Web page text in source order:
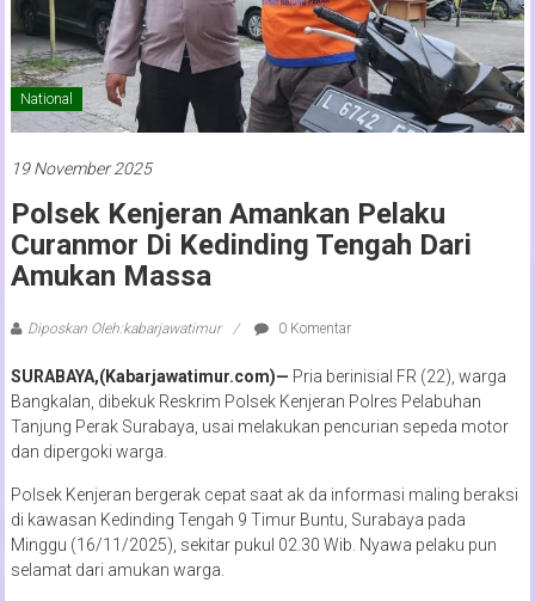
National
19 November 2025
Polsek Kenjeran Amankan Pelaku
Curanmor Di Kedinding Tengah Dari
Amukan Massa
Diposkan Oleh:kabarjawatimur 0 Komentar
SURABAYA,(Kabarjawatimur.com)— Pria berinisial FR (22), warga
Bangkalan, dibekuk Reskrim Polsek Kenjeran Polres Pelabuhan
Tanjung Perak Surabaya, usai melakukan pencurian sepeda motor
dan dipergoki warga.
Polsek Kenjeran bergerak cepat saat ak da informasi maling beraksi
di kawasan Kedinding Tengah 9 Timur Buntu, Surabaya pada
Minggu (16/11/2025), sekitar pukul 02.30 Wib. Nyawa pelaku pun
selamat dari amukan warga.